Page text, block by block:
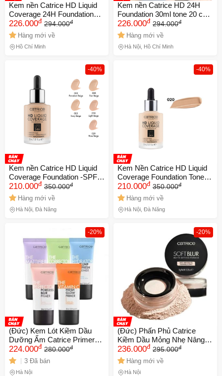
Kem nền Catrice HD Liquid
Coverage 24H Foundation
30ml tone 20 – che phủ tốt,
lâu trôi
226.000đ 294.000đ
Hàng mới về
Hồ Chí Minh
Kem nền Catrice HD 24H
Foundation 30ml tone 20 che
phủ mịn
226.000đ 294.000đ
Hàng mới về
Hà Nội, Hồ Chí Minh
-40%
Kem nền Catrice HD Liquid
Coverage Foundation -SPF
25 Màu 040 Chính hãng NK
210.000đ 350.000đ
Hàng mới về
Hà Nội, Đà Nẵng
-40%
Kem Nền Catrice HD Liquid
Coverage Foundation Tone
020 - Date Xa chính hãng
210.000đ 350.000đ
Hàng mới về
Hà Nội, Đà Nẵng
-20%
(Đức) Kem Lót Kiềm Dầu
Dưỡng Ẩm Catrice Primer
The Mattifier Oil-Control Bền
Lớp Nền
224.000đ 280.000đ
3 Đã bán
Hà Nội
-20%
(Đức) Phấn Phủ Catrice
Kiềm Dầu Mỏng Nhẹ Nâng
Tông Catrice Soft Blur Matte
Setting Powder 8g
236.000đ 295.000đ
Hàng mới về
Hà Nội
🎁 Đừng Bỏ Lỡ! 🎁